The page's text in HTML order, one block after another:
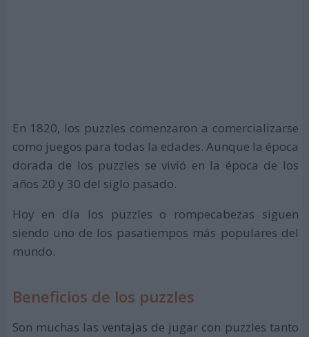
En 1820, los puzzles comenzaron a comercializarse
como juegos para todas la edades. Aunque la época
dorada de los puzzles se vivió en la época de los
años 20 y 30 del siglo pasado.
Hoy en día los puzzles o rompecabezas siguen
siendo uno de los pasatiempos más populares del
mundo.
Beneficios de los puzzles
Son muchas las ventajas de jugar con puzzles tanto